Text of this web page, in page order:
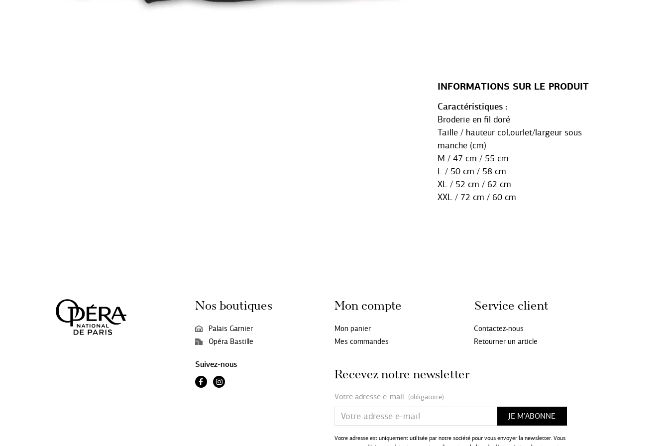
INFORMATIONS SUR LE PRODUIT
Caractéristiques
Broderie en fil doré
Taille / hauteur col,ourlet/largeur sous
manche (cm)
M / 47 cm / 55 cm
L / 50 cm / 58 cm
XL / 52 cm / 62 cm
XXL / 72 cm / 60 cm
Nos boutiques
Palais Garnier
Opéra Bastille
Mon compte
Mon panier
Mes commandes
Service client
Contactez-nous
Retourner un article
Suivez-nous
Recevez notre newsletter
Votre adresse e-mail (obligatoire)
Votre adresse est uniquement utilisée par notre société pour vous envoyer la newsletter. Vous